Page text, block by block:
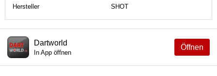
Hersteller
SHOT
Öffnen
Dartworld
In App öffnen